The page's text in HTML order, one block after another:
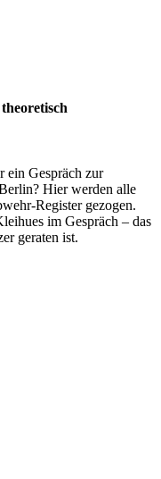
ein Gespräch zur
Hier werden alle
Register gezogen.
im Gespräch – das
geraten ist.